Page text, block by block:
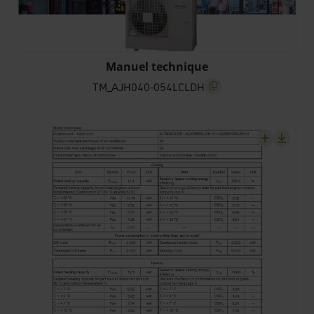
TM_AJH040-054LCLDH screenreader.copy title
Manuel technique